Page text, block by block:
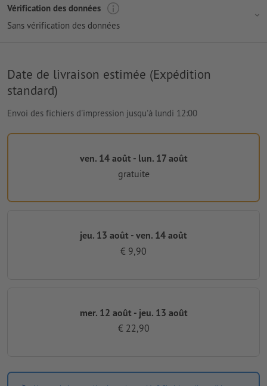
Vérification des données
Sans vérification des données
Date de livraison estimée (Expédition
standard)
Envoi des fichiers d'impression jusqu'à lundi 12:00
ven. 14 août - lun. 17 août
gratuite
jeu. 13 août - ven. 14 août
€ 9,90
mer. 12 août - jeu. 13 août
€ 22,90